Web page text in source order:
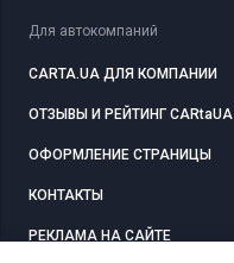
Для автокомпаний
CARTA.UA ДЛЯ КОМПАНИИ
ОТЗЫВЫ И РЕЙТИНГ CARtaUA
ОФОРМЛЕНИЕ СТРАНИЦЫ
КОНТАКТЫ
РЕКЛАМА НА САЙТЕ